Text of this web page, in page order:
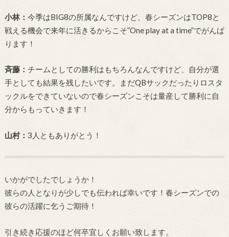
小林： 今季はBIG8の所属なんですけど、春シーズンはTOP8と
戦える機会で来年に活きるからこそ”One play at a time”でがんば
ります！
斉藤： チームとしての勝利はもちろんなんですけど、自分が選
手としても結果を残したいです。まだQBサックだったりロスタ
ックルをできていないので春シーズンこそは量産して勝利に自
分からもっていきます！
山村： 3人ともありがとう！
いかがでしたでしょうか！
彼らの人となりが少しでも伝われば幸いです！春シーズンでの
彼らの活躍に乞うご期待！
引き続き応援のほど何卒宜しくお願い致します。